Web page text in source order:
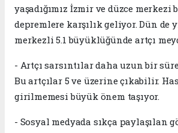
yaşadığımız İzmir ve düzce
depremlere karşılık geliyor. Dün de
merkezli 5.1 büyüklüğünde artçı
- Artçı sarsıntılar daha uzun bir
Bu artçılar 5 ve üzerine çıkabilir.
girilmemesi büyük önem taşıyor.
- Sosyal medyada sıkça paylaşılan